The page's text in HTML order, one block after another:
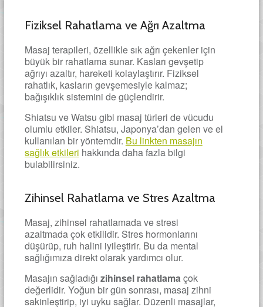
Fiziksel Rahatlama ve Ağrı Azaltma
Masaj terapileri, özellikle sık ağrı çekenler için
büyük bir rahatlama sunar. Kasları gevşetip
ağrıyı azaltır, hareketi kolaylaştırır. Fiziksel
rahatlık, kasların gevşemesiyle kalmaz;
bağışıklık sistemini de güçlendirir.
Shiatsu ve Watsu gibi masaj türleri de vücudu
olumlu etkiler. Shiatsu, Japonya’dan gelen ve el
kullanılan bir yöntemdir. Bu linkten masajın
sağlık etkileri hakkında daha fazla bilgi
bulabilirsiniz.
Zihinsel Rahatlama ve Stres Azaltma
Masaj, zihinsel rahatlamada ve stresi
azaltmada çok etkilidir. Stres hormonlarını
düşürüp, ruh halini iyileştirir. Bu da mental
sağlığımıza direkt olarak yardımcı olur.
Masajın sağladığı zihinsel rahatlamaçok
değerlidir. Yoğun bir gün sonrası, masaj zihni
sakinleştirip, iyi uyku sağlar. Düzenli masajlar,